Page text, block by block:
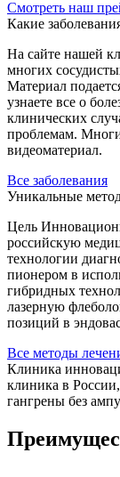
Смотреть наш
Какие
На сайте нашей
многих
Материал
узнаете все о
клинических
проблемам.
видеоматериал.
Все заболевания
Уникальные
Цель
российскую
технологии
пионером в
гибридных
лазерную
позиций в
Все методы
Клиника
клиника в
гангрены без